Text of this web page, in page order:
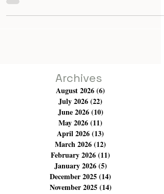
dominante. C’est une manière de narrer le regard de
particulier à ses enfants ? Ses mauvaises
Archives
August 2026 (6)
July 2026 (22)22 posts
June 2026(10)10 posts
May 2026(11)11 posts
April 2026(13)13 posts
March 2026(12)12 posts
February 2026 (11)11 posts